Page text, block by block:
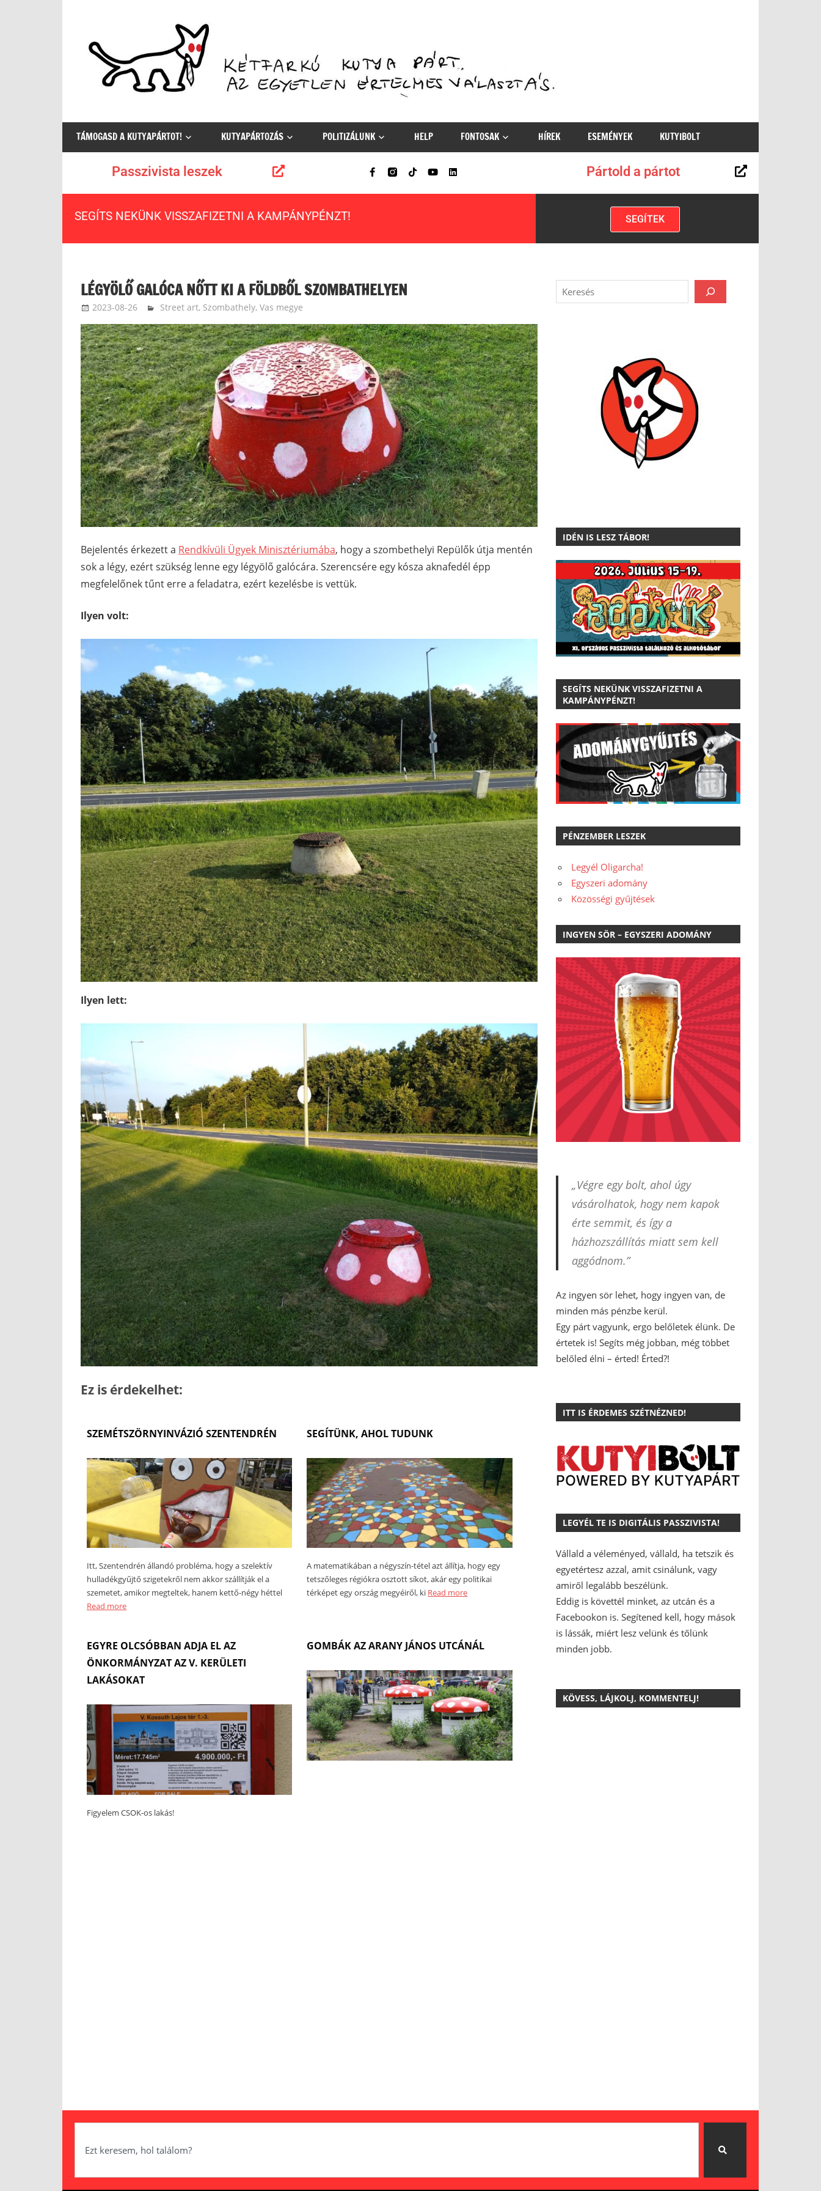
egyetlen
értelmes
választás
TÁMOGASD A KUTYAPÁRTOT! KUTYAPÁRTOZÁS POLITIZÁLUNK HELP FONTOSAK HÍREK ESEMÉNYEK KUTYIBOLT
Passzivista leszek Pártold a pártot
SEGÍTS NEKÜNK VISSZAFIZETNI A KAMPÁNYPÉNZT! SEGÍTEK
LÉGYÖLŐ GALÓCA NŐTT KI A FÖLDBŐL SZOMBATHELYEN
2023-08-26 langdavid
Street art, Szombathely,Vas megye
Bejelentés érkezett a Rendkívüli Ügyek Minisztériumába, hogy a szombethelyi Repülők útja mentén
sok a légy, ezért szükség lenne egy légyölő galócára. Szerencsére egy kósza aknafedél épp
megfelelőnek tűnt erre a feladatra, ezért kezelésbe is vettük.
Ilyen volt:
Ilyen lett:
Ez is érdekelhet:
SZEMÉTSZÖRNYINVÁZIÓ SZENTENDRÉN
Itt, Szentendrén állandó probléma, hogy a szelektív
hulladékgyűjtő szigetekről nem akkor szállítják el a
szemetet, amikor megteltek, hanem kettő-négy héttel
Read more
SEGÍTÜNK, AHOL TUDUNK
A matematikában a négyszín-tétel azt állítja, hogy egy
tetszőleges régiókra osztott síkot, akár egy politikai
térképet egy ország megyéiről, ki Read more
EGYRE OLCSÓBBAN ADJA EL AZ
ÖNKORMÁNYZAT AZ V. KERÜLETI
LAKÁSOKAT
Figyelem CSOK-os lakás!
GOMBÁK AZ ARANY JÁNOS UTCÁNÁL
IDÉN IS LESZ TÁBOR!
SEGÍTS NEKÜNK VISSZAFIZETNI A
KAMPÁNYPÉNZT!
PÉNZEMBER LESZEK
Legyél Oligarcha!
Egyszeri adomány
Közösségi gyűjtések
INGYEN SÖR – EGYSZERI ADOMÁNY
„Végre egy bolt, ahol úgy
vásárolhatok, hogy nem kapok
érte semmit, és így a
házhozszállítás miatt sem kell
aggódnom.”
Az ingyen sör lehet, hogy ingyen van, de
minden más pénzbe kerül.
Egy párt vagyunk, ergo belőletek élünk. De
értetek is! Segíts még jobban, még többet
belőled élni – érted! Érted?!
ITT IS ÉRDEMES SZÉTNÉZNED!
LEGYÉL TE IS DIGITÁLIS PASSZIVISTA!
Vállald a véleményed, vállald, ha tetszik és
egyetértesz azzal, amit csinálunk, vagy
amiről legalább beszélünk.
Eddig is követtél minket, az utcán és a
Facebookon is. Segítened kell, hogy mások
is lássák, miért lesz velünk és tőlünk
minden jobb.
KÖVESS, LÁJKOLJ, KOMMENTELJ!